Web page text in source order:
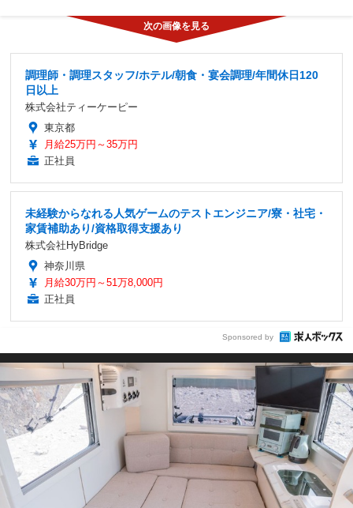
調理師・調理スタッフ/ホテル/朝食・宴会調理/年間休日120
日以上
株式会社ティーケーピー
東京都
月給25万円～35万円
正社員
未経験からなれる人気ゲームのテストエンジニア/寮・社宅・
家賃補助あり/資格取得支援あり
株式会社HyBridge
神奈川県
月給30万円～51万8,000円
正社員
Sponsored by